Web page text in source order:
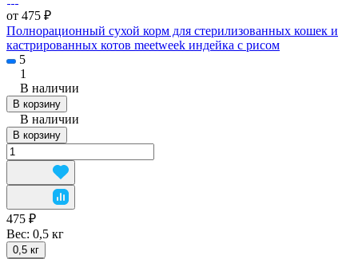
от 475 ₽
Полнорационный сухой корм для стерилизованных кошек и
кастрированных котов meetweek индейка с рисом
5
1
В наличии
В корзину
В наличии
В корзину
475 ₽
Вес: 0,5 кг
0,5 кг